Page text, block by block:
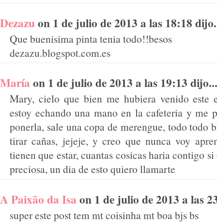
Dezazuon 1 de julio de 2013 a las 18:18
Que buenisima pinta tenia todo!!besos
dezazu.blogspot.com.es
María on 1 de julio de 2013 a las 19:13 dijo...
Mary, cielo que bien me hubiera venido este
estoy echando una mano en la cafeteria y me
ponerla, sale una copa de merengue, todo todo
tirar cañas, jejeje, y creo que nunca voy
tienen que estar, cuantas cosicas haria contigo
preciosa, un dia de esto quiero llamarte
A Paixão da Isa on 1 de julio de 2013 a las
super este post tem mt coisinha mt boa bjs bs